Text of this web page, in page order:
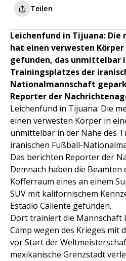
Teilen
Leichenfund in Tijuana: Die
hat einen verwesten
gefunden, das unmittelbar
Trainingsplatzes der
Nationalmannschaft
Reporter der
Leichenfund in Tijuana: Die
einen verwesten Körper in
unmittelbar in der Nähe des
iranischen Fußball-
Das berichten Reporter der
Demnach haben die Beamten
Kofferraum eines an einem
SUV mit kalifornischem
Estadio Caliente gefunden.
Dort trainiert die Mannschaft
Camp wegen des Krieges mit
vor Start der
mexikanische Grenzstadt